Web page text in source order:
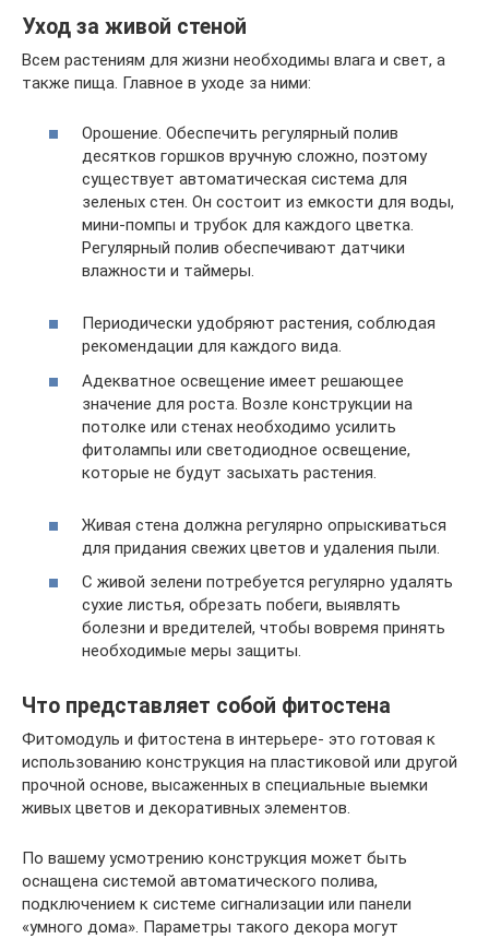
Уход за живой стеной
Всем растениям для жизни необходимы влага и свет, а
также пища. Главное в уходе за ними:
Орошение. Обеспечить регулярный полив
десятков горшков вручную сложно, поэтому
существует автоматическая система для
зеленых стен. Он состоит из емкости для воды,
мини-помпы и трубок для каждого цветка.
Регулярный полив обеспечивают датчики
влажности и таймеры.
Периодически удобряют растения, соблюдая
рекомендации для каждого вида.
Адекватное освещение имеет решающее
значение для роста. Возле конструкции на
потолке или стенах необходимо усилить
фитолампы или светодиодное освещение,
которые не будут засыхать растения.
Живая стена должна регулярно опрыскиваться
для придания свежих цветов и удаления пыли.
С живой зелени потребуется регулярно удалять
сухие листья, обрезать побеги, выявлять
болезни и вредителей, чтобы вовремя принять
необходимые меры защиты.
Что представляет собой фитостена
Фитомодуль и фитостена в интерьере- это готовая к
использованию конструкция на пластиковой или другой
прочной основе, высаженных в специальные выемки
живых цветов и декоративных элементов.
По вашему усмотрению конструкция может быть
оснащена системой автоматического полива,
подключением к системе сигнализации или панели
«умного дома». Параметры такого декора могут